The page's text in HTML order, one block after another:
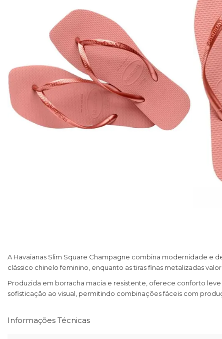
A Havaianas Slim Square Champagne combina modernidade e
clássico chinelo feminino, enquanto as tiras finas metalizadas
Produzida em borracha macia e resistente, oferece conforto
sofisticação ao visual, permitindo combinações fáceis com
Informações Técnicas